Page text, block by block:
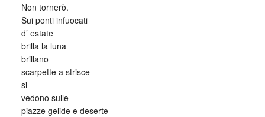
Non tornerò.
Sui ponti infuocati
d’ estate
brilla la luna
brillano
scarpette a strisce
si
vedono sulle
piazze gelide e deserte